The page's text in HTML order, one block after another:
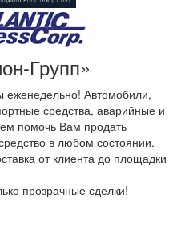
Групп»
Автомобили,
средства, аварийные и
помочь Вам продать
в любом состоянии.
от клиента до площадки
прозрачные сделки!